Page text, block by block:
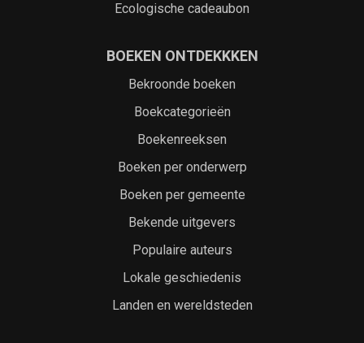
Ecologische cadeaubon
BOEKEN ONTDEKKKEN
Bekroonde boeken
Boekcategorieën
Boekenreeksen
Boeken per onderwerp
Boeken per gemeente
Bekende uitgevers
Populaire auteurs
Lokale geschiedenis
Landen en wereldsteden